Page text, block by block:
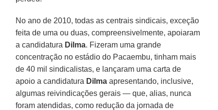
No ano de 2010, todas as centrais sindicais, exceção
feita de uma ou duas, compreensivelmente, apoiaram
a candidatura Dilma. Fizeram uma grande
concentração no estádio do Pacaembu, tinham mais
de 40 mil sindicalistas, e lançaram uma carta de
apoio a candidatura Dilma apresentando, inclusive,
algumas reivindicações gerais — que, alias, nunca
foram atendidas, como redução da jornada de